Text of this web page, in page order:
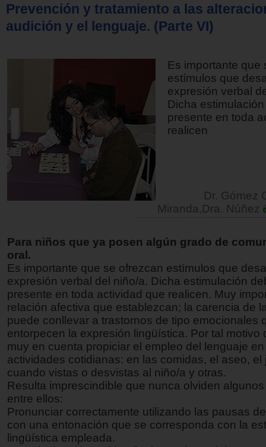
Prevención y tratamiento a las
audición y el lenguaje. (Parte VI)
Es importante que
estímulos que
expresión verbal
Dicha
presente en toda
realicen
Dr. Gómez
Miranda,Dra. Núñez
Para niños que ya posen algún grado de
oral.
Es importante que se ofrezcan estímulos que
expresión verbal del niño/a. Dicha estimulación
presente en toda actividad que realicen. Muy
relación afectiva que establezcan; la carencia de
puede conllevar a trastornos de tipo emocionales
entorpecen la expresión lingüística. Por tal motivo
muy en cuenta propiciar el empleo del lenguaje
actividades cotidianas: en las comidas, el aseo, el
cuando vistas o desvistas al niño/a y otras.
Resulta imprescindible que nunca olviden
entre ellos:
Pronunciar correctamente utilizando las pausas
con una entonación que se corresponda con la
lingüística empleada.